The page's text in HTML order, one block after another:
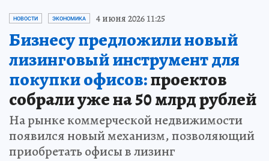
НОВОСТИ ЭКОНОМИКА 4 июня 2026 11:25
Бизнесу предложили новый
лизинговый инструмент для
покупки офисов:проектов
собрали уже на 50 млрд рублей
На рынке коммерческой недвижимости
появился новый механизм, позволяющий
приобретать офисы в лизинг